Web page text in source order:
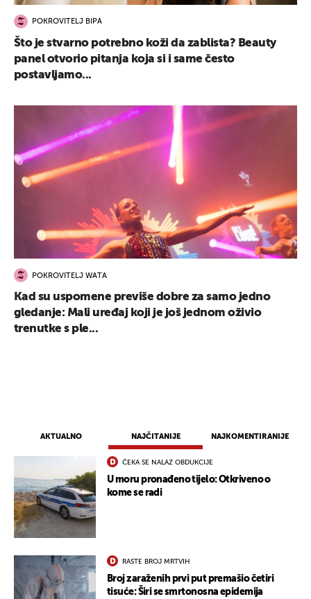
AKTUALNO NAJČITANIJE NAJKOMENTIRANIJE
ČEKA SE NALAZ OBDUKCIJE
U moru pronađeno tijelo: Otkriveno o
kome se radi
RASTE BROJ MRTVIH
Broj zaraženih prvi put premašio četiri
tisuće: Širi se smrtonosna epidemija
POKROVITELJ BIPA
Što je stvarno potrebno koži da zablista? Beauty
panel otvorio pitanja koja si i same često
postavljamo...
POKROVITELJ WATA
Kad su uspomene previše dobre za samo jedno
gledanje: Mali uređaj koji je još jednom oživio
trenutke s ple...